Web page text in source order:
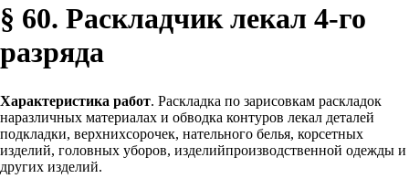
§ 60. Раскладчик лекал 4-го
разряда
Характеристика работ. Раскладка по зарисовкам раскладок
наразличных материалах и обводка контуров лекал деталей
подкладки, верхнихсорочек, нательного белья, корсетных
изделий, головных уборов, изделийпроизводственной одежды и
других изделий.